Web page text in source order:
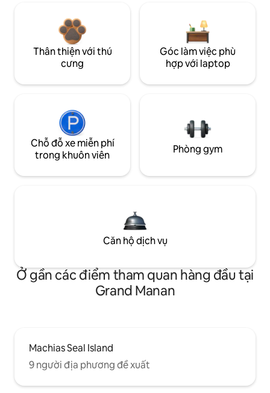
Thân thiện với thú
cưng
Góc làm việc phù
hợp với laptop
Chỗ đỗ xe miễn phí
trong khuôn viên
Phòng gym
Căn hộ dịch vụ
Ở gần các điểm tham quan hàng đầu tại
Grand Manan
Machias Seal Island
9 người địa phương đề xuất